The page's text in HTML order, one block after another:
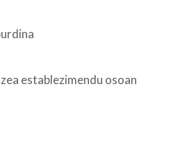
establezimendu osoan